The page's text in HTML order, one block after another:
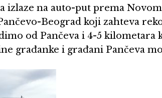
izlaze na auto-put prema
Beograd koji zahteva
od Pančeva i 4-5 kilometara
građanke i građani Pančeva